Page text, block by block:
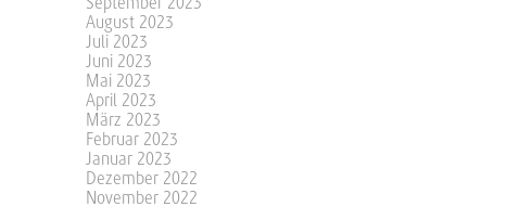
August 2023
Juli 2023
Juni 2023
Mai 2023
April 2023
März 2023
Februar 2023
Januar 2023
Dezember 2022
November 2022